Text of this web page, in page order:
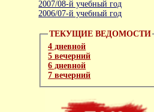
2007/08-й учебный год
2006/07-й учебный год
ТЕКУЩИЕ ВЕДОМОСТИ
4 дневной
5 вечерний
6 дневной
7 вечерний